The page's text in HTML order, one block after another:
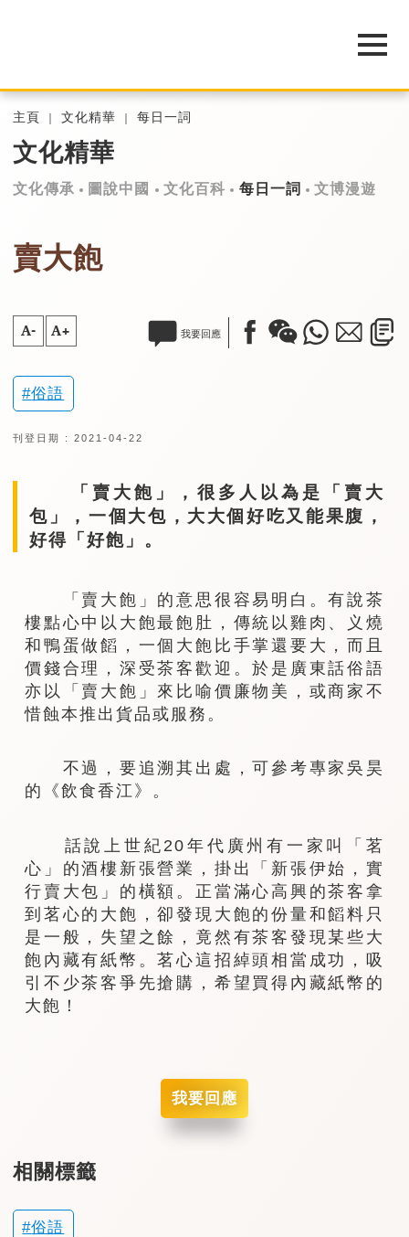
主頁 文化精華 每日一詞
文化精華
文化傳承 圖說中國 文化百科 每日一詞 文博漫遊
賣大飽
A- A+ 我要回應
俗語
刊登日期 : 2021-04-22
「賣大飽」，很多人以為是「賣大
包」，一個大包，大大個好吃又能果腹，
好得「好飽」。
「賣大飽」的意思很容易明白。有說茶
樓點心中以大飽最飽肚，傳統以雞肉、义燒
和鴨蛋做饀，一個大飽比手掌還要大，而且
價錢合理，深受茶客歡迎。於是廣東話俗語
亦以「賣大飽」來比喻價廉物美，或商家不
惜蝕本推出貨品或服務。
不過，要追溯其出處，可參考專家吳昊
的《飲食香江》。
話說上世紀20年代廣州有一家叫「茗
心」的酒樓新張營業，掛出「新張伊始，實
行賣大包」的橫額。正當滿心高興的茶客拿
到茗心的大飽，卻發現大飽的份量和饀料只
是一般，失望之餘，竟然有茶客發現某些大
飽內藏有紙幣。茗心這招綽頭相當成功，吸
引不少茶客爭先搶購，希望買得內藏紙幣的
大飽！
我要回應
相關標籤
俗語